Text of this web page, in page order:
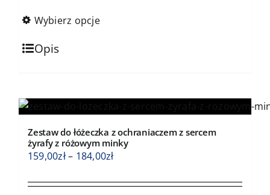
Wybierz opcje
Ten
produkt
wariantów.
można
wybrać
stronie
Opis
Zestaw do łóżeczka z ochraniaczem z sercem
żyrafy z różowym minky
159,00zł– 184,00złZakres
od